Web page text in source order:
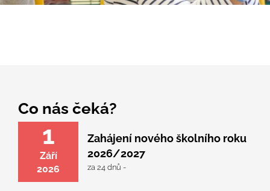
Co nás čeká?
1
Září
2026
Zahájení nového školního roku
2026/2027
za 24 dnů -